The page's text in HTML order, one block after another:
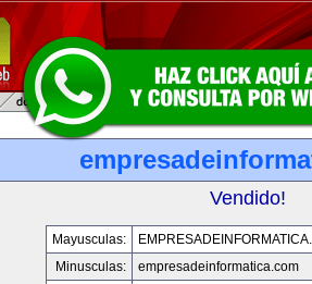
Vendido!
Mayusculas:
Minusculas:
empresadeinformatica.com